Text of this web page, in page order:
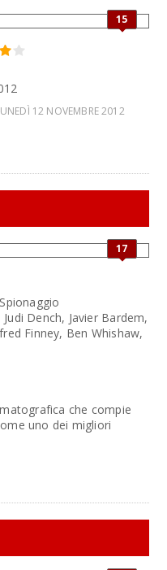
15
12 NOVEMBRE 2012
17
Dench, Javier Bardem,
Finney, Ben Whishaw,
che compie
uno dei migliori